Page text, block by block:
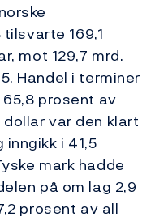
169,1
mot 129,7 mrd.
Handel i terminer
prosent av
var den klart
i 41,5
mark hadde
på om lag 2,9
prosent av all